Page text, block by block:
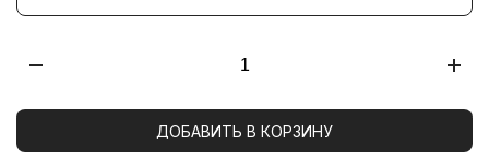
ДОБАВИТЬ В КОРЗИНУ